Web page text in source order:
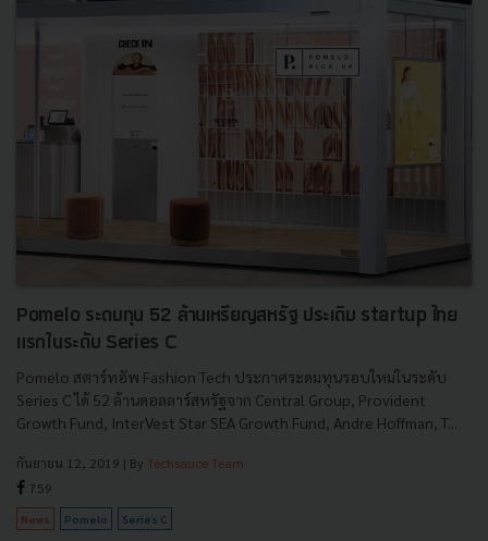
Pomelo ระดมทุน 52 ล้านเหรียญสหรัฐ ประเดิม startup ไทย
แรกในระดับ Series C
Pomelo สตาร์ทอัพ Fashion Tech ประกาศระดมทุนรอบใหม่ในระดับ
Series C ได้ 52 ล้านดอลลาร์สหรัฐจาก Central Group, Provident
Growth Fund, InterVest Star SEA Growth Fund, Andre Hoffman, T...
กันยายน 12, 2019 | By Techsauce Team
759
News Pomelo Series C